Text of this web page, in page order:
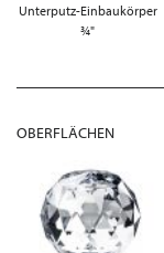
Unterputz-Einbaukörper
¾"
OBERFLÄCHEN